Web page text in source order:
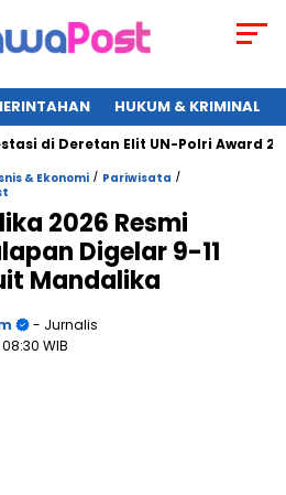
HUKUM & KRIMINAL
Deretan Elit UN-Polri Award 2025
& Ekonomi / Pariwisata /
2026 Resmi
Digelar 9-11
Mandalika
- Jurnalis
WIB